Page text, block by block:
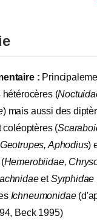
:
hétérocères (
) mais aussi des
coléoptères (
Aphodius)
Hemerobiidae,
etSyrphidae
Ichneumonidae
Beck 1995)